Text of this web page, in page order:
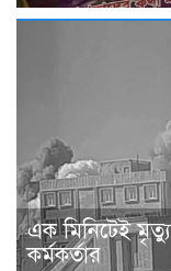
এক মিনিটেই
কর্মকর্তার